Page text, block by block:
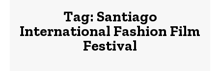
Tag: Santiago
International Fashion Film
Festival